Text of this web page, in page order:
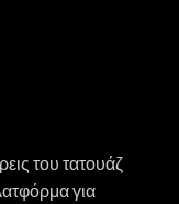
του τατουάζ
για